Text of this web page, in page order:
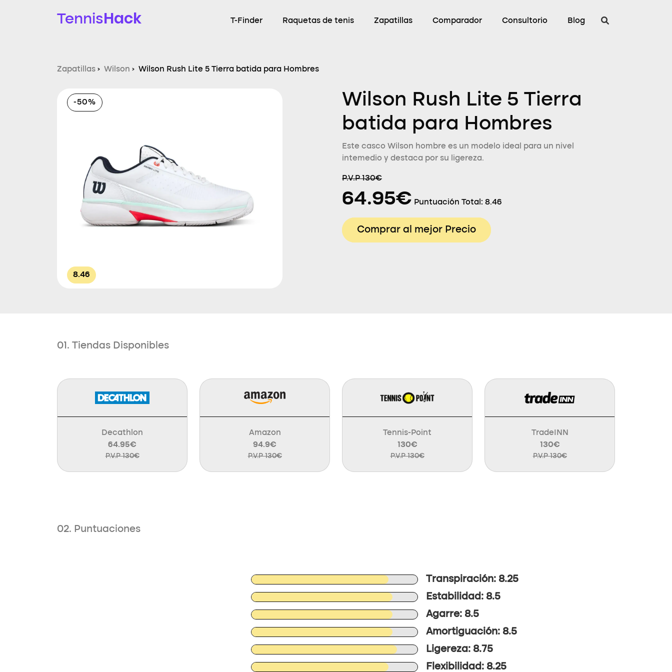
TennisHack T-Finder Raquetas de tenis Zapatillas Comparador Consultorio Blog
Zapatillas › Wilson › Wilson Rush Lite 5 Tierra batida para Hombres
-50%
8.46
Wilson Rush Lite 5 Tierra
batida para Hombres
Este casco Wilson hombre es un modelo ideal para un nivel
intemedio y destaca por su ligereza.
P.V.P 130€
64.95€ Puntuación Total: 8.46
Comprar al mejor Precio
01. Tiendas Disponibles
Decathlon
64.95€
P.V.P 130€
Amazon
94.9€
P.V.P 130€
Tennis-Point
130€
P.V.P 130€
TradeINN
130€
P.V.P 130€
02. Puntuaciones
Transpiración: 8.25
Estabilidad: 8.5
Agarre: 8.5
Amortiguación: 8.5
Ligereza: 8.75
Flexibilidad: 8.25